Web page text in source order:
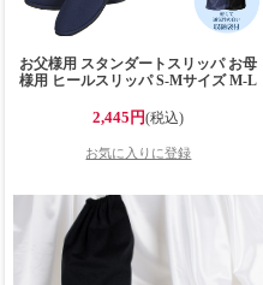
お父様用 スタンダートスリッパ お母
様用 ヒールスリッパ S-Mサイズ M-L
しないお受験スリッパ 防音・すべら
ない・脱げにくい・ノン静電気 ミル
フィーユ構造 高反発
2,445円(税込)